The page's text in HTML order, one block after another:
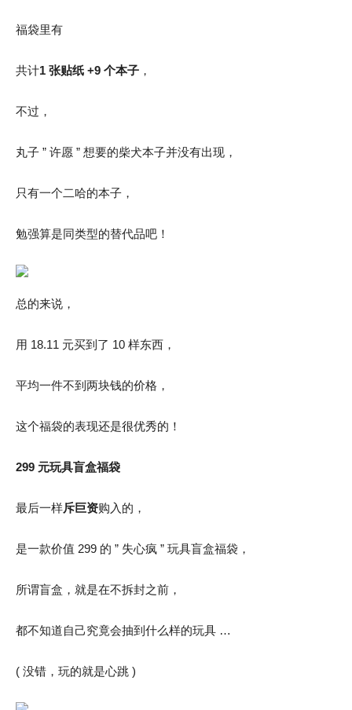
福袋里有
共计1 张贴纸 +9 个本子 ，
不过，
丸子 ” 许愿 ” 想要的柴犬本子并没有出现，
只有一个二哈的本子，
勉强算是同类型的替代品吧！
总的来说，
用 18.11 元买到了 10 样东西，
平均一件不到两块钱的价格，
这个福袋的表现还是很优秀的！
299 元玩具盲盒福袋
最后一样斥巨资购入的，
是一款价值 299 的 ” 失心疯 ” 玩具盲盒福袋，
所谓盲盒，就是在不拆封之前，
都不知道自己究竟会抽到什么样的玩具 …
( 没错，玩的就是心跳 )